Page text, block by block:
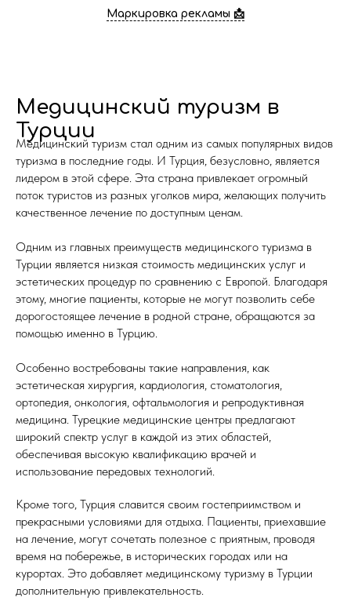
Маркировка рекламы 📩
Медицинский туризм в
Турции
Медицинский туризм стал одним из самых популярных видов
туризма в последние годы. И Турция, безусловно, является
лидером в этой сфере. Эта страна привлекает огромный
поток туристов из разных уголков мира, желающих получить
качественное лечение по доступным ценам.
Одним из главных преимуществ медицинского туризма в
Турции является низкая стоимость медицинских услуг и
эстетических процедур по сравнению с Европой. Благодаря
этому, многие пациенты, которые не могут позволить себе
дорогостоящее лечение в родной стране, обращаются за
помощью именно в Турцию.
Особенно востребованы такие направления, как
эстетическая хирургия, кардиология, стоматология,
ортопедия, онкология, офтальмология и репродуктивная
медицина. Турецкие медицинские центры предлагают
широкий спектр услуг в каждой из этих областей,
обеспечивая высокую квалификацию врачей и
использование передовых технологий.
Кроме того, Турция славится своим гостеприимством и
прекрасными условиями для отдыха. Пациенты, приехавшие
на лечение, могут сочетать полезное с приятным, проводя
время на побережье, в исторических городах или на
курортах. Это добавляет медицинскому туризму в Турции
дополнительную привлекательность.